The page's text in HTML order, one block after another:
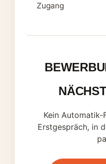
Zugang
Kein Automatik-
Erstgespräch, in